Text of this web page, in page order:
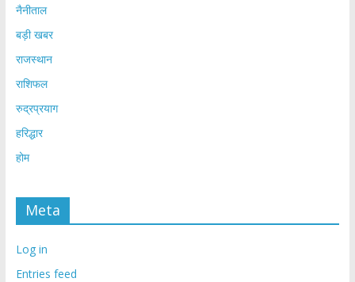
नैनीताल
बड़ी खबर
राजस्थान
राशिफल
रुद्रप्रयाग
हरिद्धार
होम
Meta
Log in
Entries feed